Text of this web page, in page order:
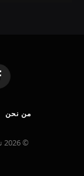
من نحن
© 2026 تصميم وتنفيذ